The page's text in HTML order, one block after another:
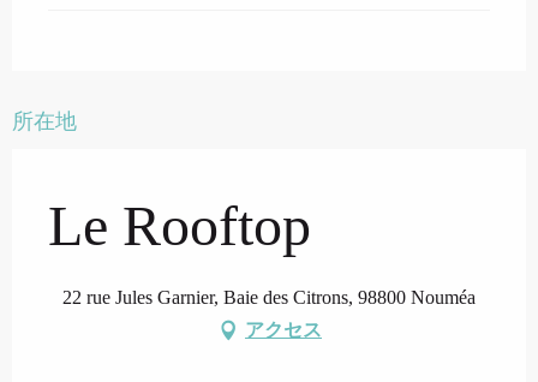
所在地
Le Rooftop
22 rue Jules Garnier, Baie des Citrons, 98800 Nouméa
アクセス